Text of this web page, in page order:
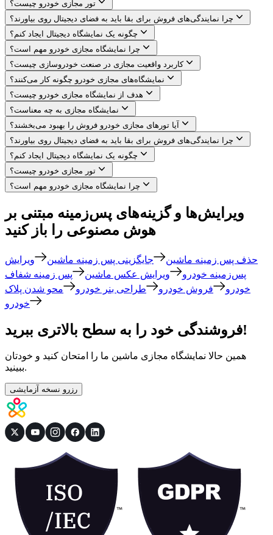
تور مجازی خودرو چیست؟
چرا نمایندگی‌های فروش برای بقا باید به فضای دیجیتال روی بیاورند؟
چگونه یک نمایشگاه دیجیتال ایجاد کنم؟
چرا نمایشگاه مجازی خودرو مهم است؟
کاربرد واقعیت مجازی در صنعت خودروسازی چیست؟
نمایشگاه‌های مجازی خودرو چگونه کار می‌کنند؟
هدف از نمایشگاه مجازی خودرو چیست؟
نمایشگاه مجازی به چه معناست؟
آیا تورهای مجازی خودرو فروش را بهبود می‌بخشند؟
چرا نمایندگی‌های فروش برای بقا باید به فضای دیجیتال روی بیاورند؟
چگونه یک نمایشگاه دیجیتال ایجاد کنم؟
تور مجازی خودرو چیست؟
چرا نمایشگاه مجازی خودرو مهم است؟
ویرایش‌ها و گزینه‌های پس‌زمینه مبتنی بر
هوش مصنوعی را باز کنید
حذف پس زمینه ماشین جایگزینی پس زمینه ماشین
ویرایش
پس‌زمینه خودرو
ویرایش عکس ماشین
پس زمینه شفاف
خودرو
فروش خودرو طراحی بنر خودرو
محو شدن پلاک
خودرو
فروشندگی خود را به سطح بالاتری ببرید!
همین حالا نمایشگاه مجازی ماشین ما را امتحان کنید و خودتان
ببینید.
رزرو نسخه آزمایشی